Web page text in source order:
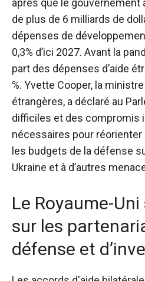
après que le
de plus de 6 milliards de
dépenses de
0,3% d’ici 2027. Avant la
part des dépenses d’aide
%. Yvette Cooper, la
étrangères, a déclaré au
difficiles et des compromis
nécessaires pour
les budgets de la défense
Ukraine et à d’autres
Le Royaume-
sur les
défense et